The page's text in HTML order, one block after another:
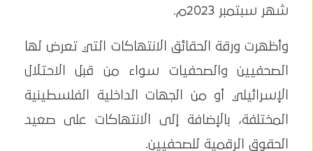
شهر سبتمبر 2023م.
وأظهرت ورقة الحقائق الانتهاكات التي تعرض لها
الصحفيين والصحفيات سواء من قبل الاحتلال
الإسرائيلي أو من الجهات الداخلية الفلسطينية
المختلفة، بالإضافة إلى الانتهاكات على صعيد
الحقوق الرقمية للصحفيين.